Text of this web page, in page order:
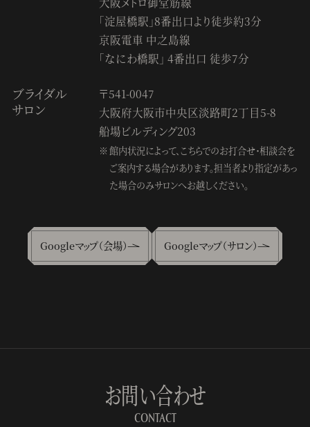
「淀屋橋駅」8番出口より徒歩約3分
京阪電車 中之島線
「なにわ橋駅」 4番出口 徒歩7分
ブライダル
サロン
〒541-0047
大阪府大阪市中央区淡路町2丁目5-8
船場ビルディング203
館内状況によって、こちらでのお打合せ・相談会を
ご案内する場合があります。担当者より指定があっ
た場合のみサロンへお越しください。
Googleマップ（会場） Googleマップ（サロン）
お問い合わせ
CONTACT